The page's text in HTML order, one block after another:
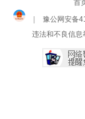
首
豫公网安备
违法和不良信